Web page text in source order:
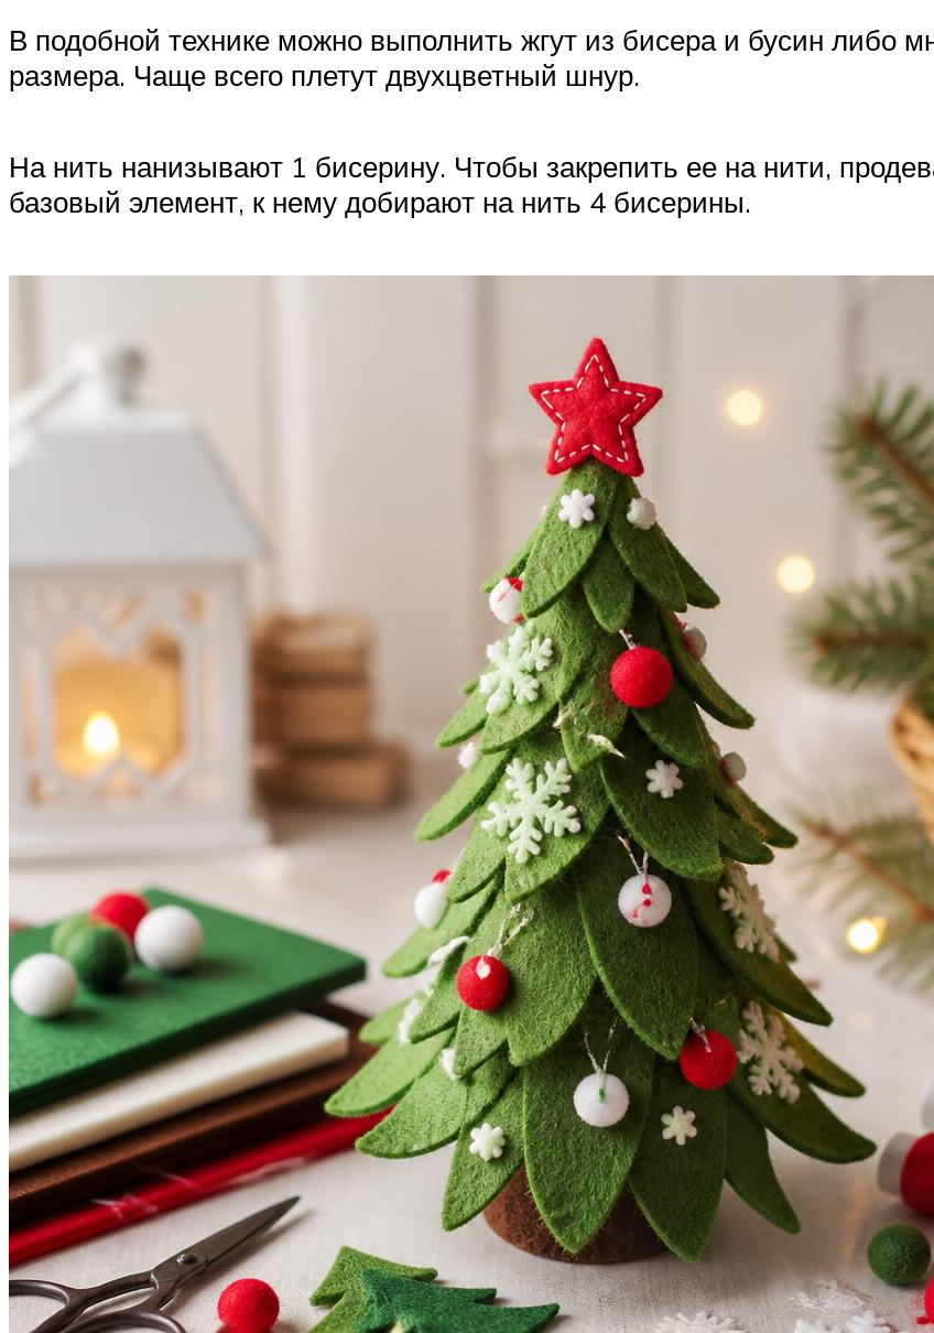
В подобной технике можно выполнить жгут из бисера и бусин либо
размера. Чаще всего плетут двухцветный шнур.
На нить нанизывают 1 бисерину. Чтобы закрепить ее на нити,
базовый элемент, к нему добирают на нить 4 бисерины.